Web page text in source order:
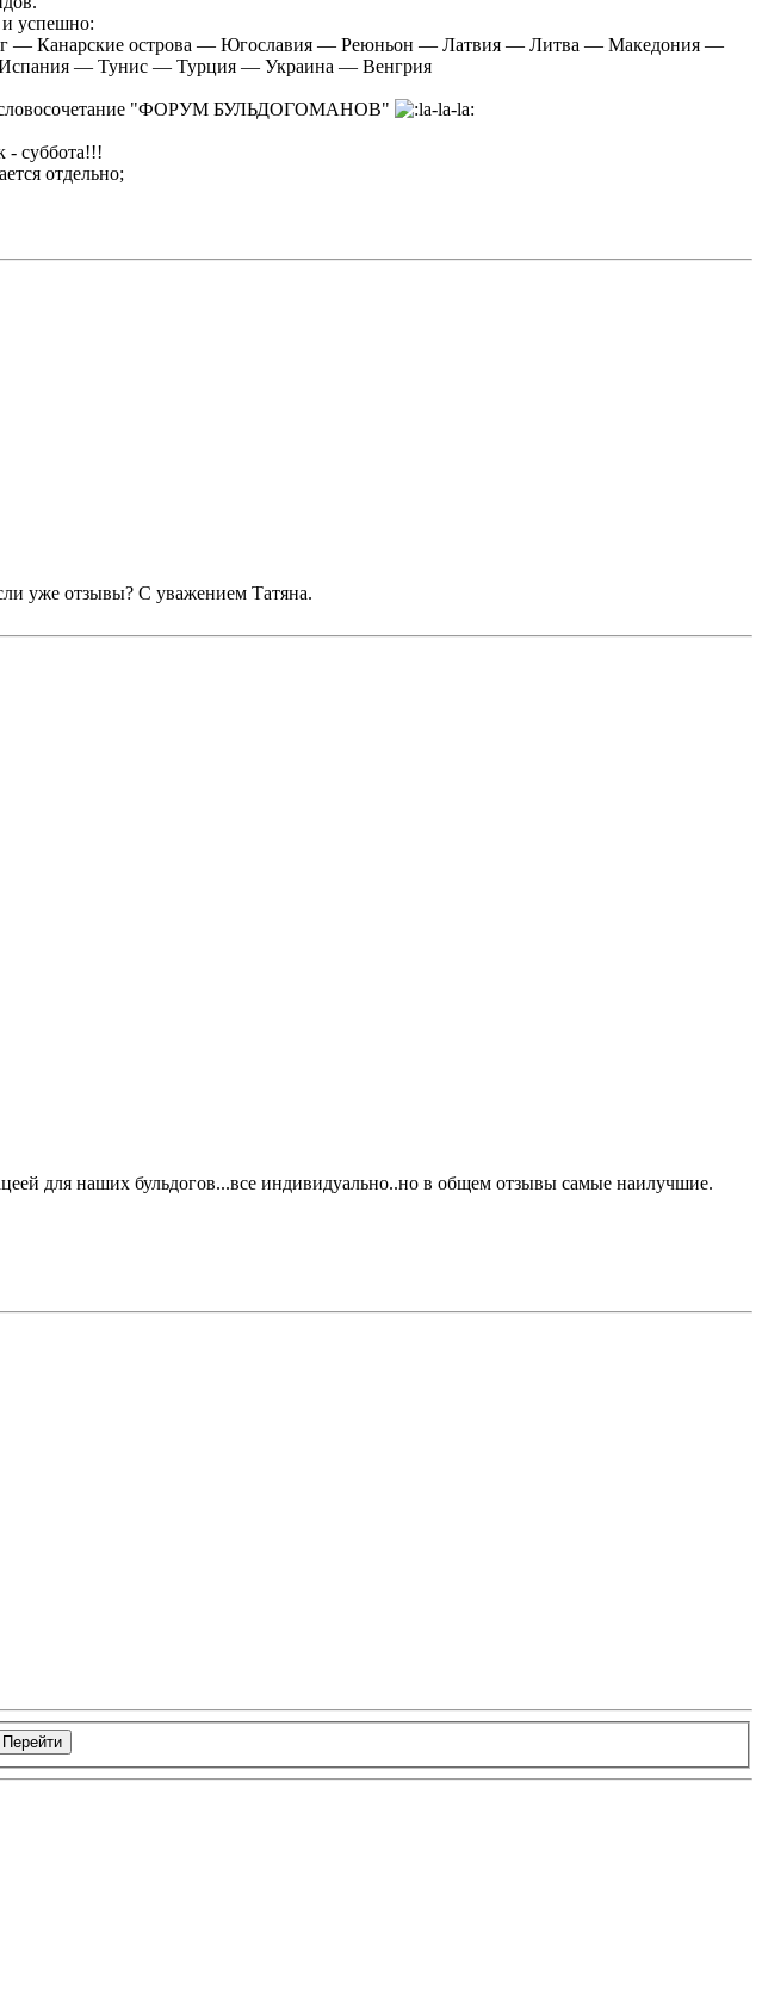
и успешно:
Канарские острова — Югославия — Реюньон — Латвия — Литва — Македония —
— Тунис — Турция — Украина — Венгрия
словосочетание "ФОРУМ БУЛЬДОГОМАНОВ"
- суббота!!!
отдельно;
уже отзывы? С уважением Татяна.
для наших бульдогов...все индивидуально..но в общем отзывы самые наилучшие.